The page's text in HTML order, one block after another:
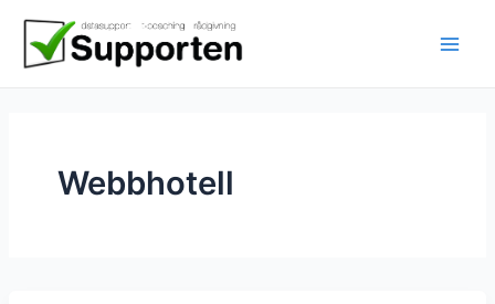
innehåll
Webbhotell